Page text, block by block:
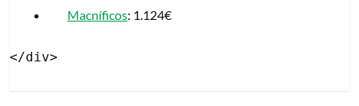
Macníficos: 1.124€